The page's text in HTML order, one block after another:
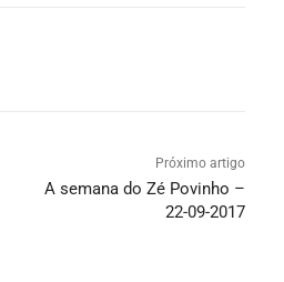
Próximo artigo
A semana do Zé Povinho –
22-09-2017